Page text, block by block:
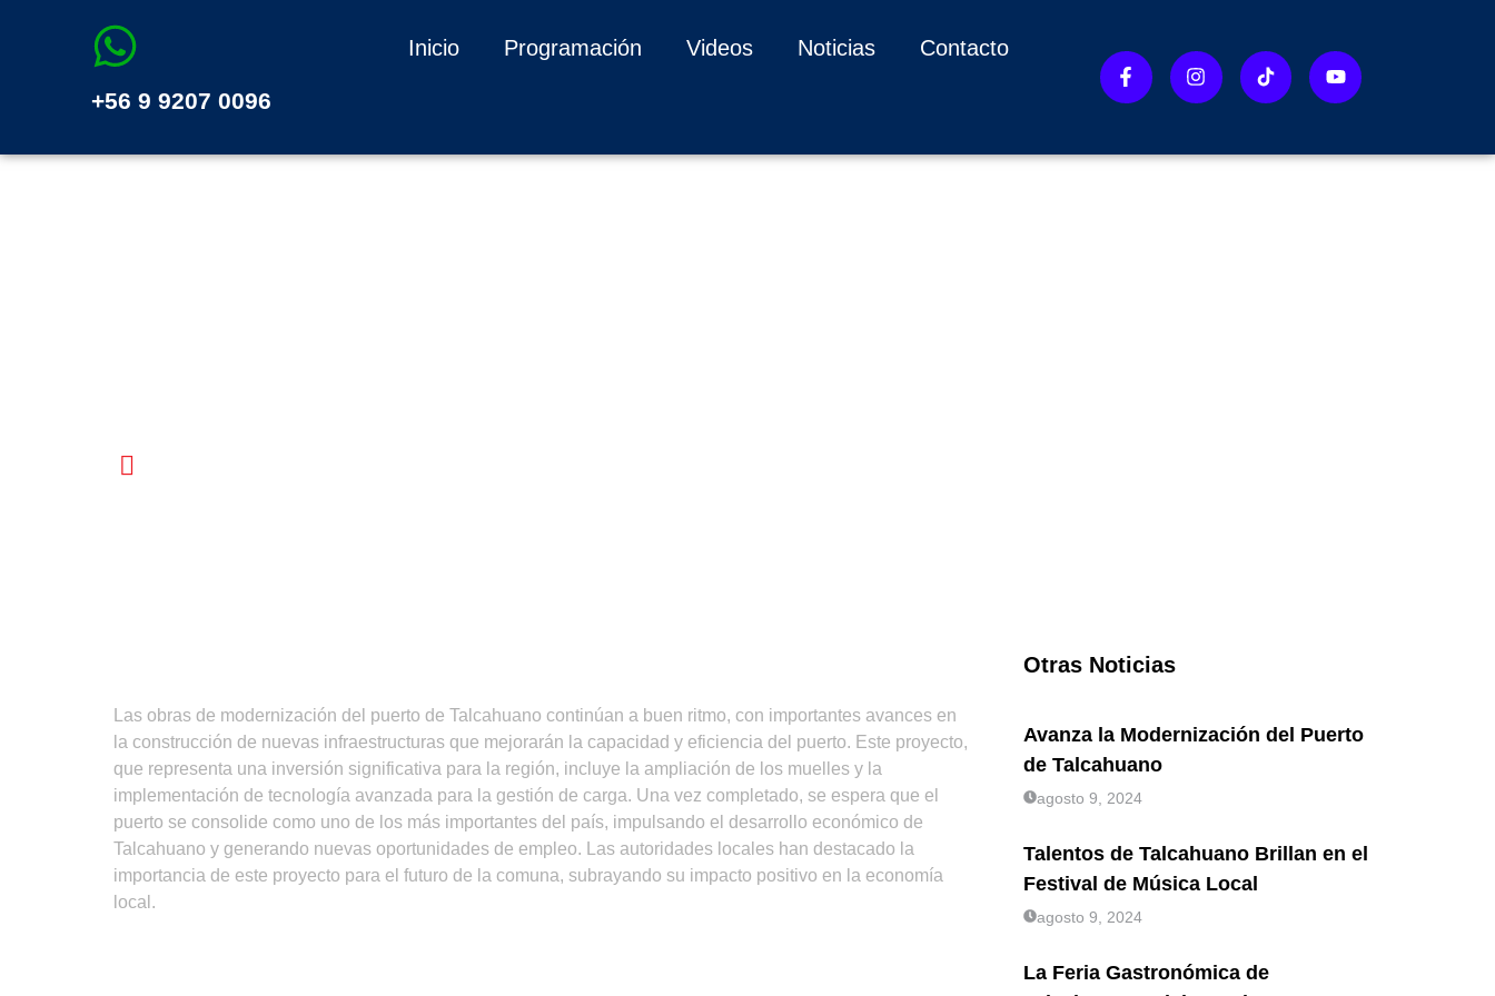
+56 9 9207 0096
Inicio Programación Videos Noticias Contacto
Las obras de modernización del puerto de Talcahuano continúan a buen ritmo, con importantes avances en
la construcción de nuevas infraestructuras que mejorarán la capacidad y eficiencia del puerto. Este proyecto,
que representa una inversión significativa para la región, incluye la ampliación de los muelles y la
implementación de tecnología avanzada para la gestión de carga. Una vez completado, se espera que el
puerto se consolide como uno de los más importantes del país, impulsando el desarrollo económico de
Talcahuano y generando nuevas oportunidades de empleo. Las autoridades locales han destacado la
importancia de este proyecto para el futuro de la comuna, subrayando su impacto positivo en la economía
local.
Otras Noticias
Avanza la Modernización del Puerto
de Talcahuano
agosto 9, 2024
Talentos de Talcahuano Brillan en el
Festival de Música Local
agosto 9, 2024
La Feria Gastronómica de